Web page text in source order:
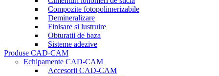
Compozite fotopolimerizabile
Demineralizare
Finisare si lustruire
Obturatii de baza
Sisteme adezive
Produse CAD-CAM
Echipamente CAD-CAM
Accesorii CAD-CAM